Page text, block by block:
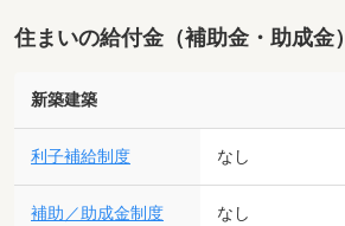
住まいの給付金（補助金・助成金）
新築建築
利子補給制度 なし
補助／助成金制度 なし